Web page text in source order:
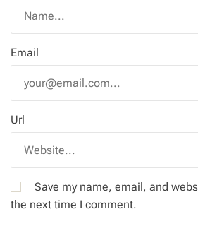
Email
Url
Save my name, email, and
the next time I comment.